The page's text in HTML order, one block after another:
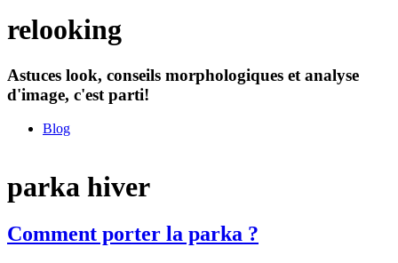
relooking
Astuces look, conseils morphologiques et analyse
d'image, c'est parti!
Blog
parka hiver
Comment porter la parka ?